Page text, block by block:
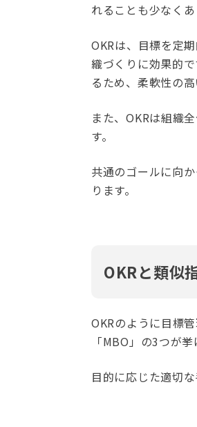
れることも少なくあ
OKRは、目標を定
織づくりに効果的
るため、柔軟性の
また、OKRは組織
す。
共通のゴールに向
ります。
OKRと類似
OKRのように目標
「MBO」の3つが挙
目的に応じた適切